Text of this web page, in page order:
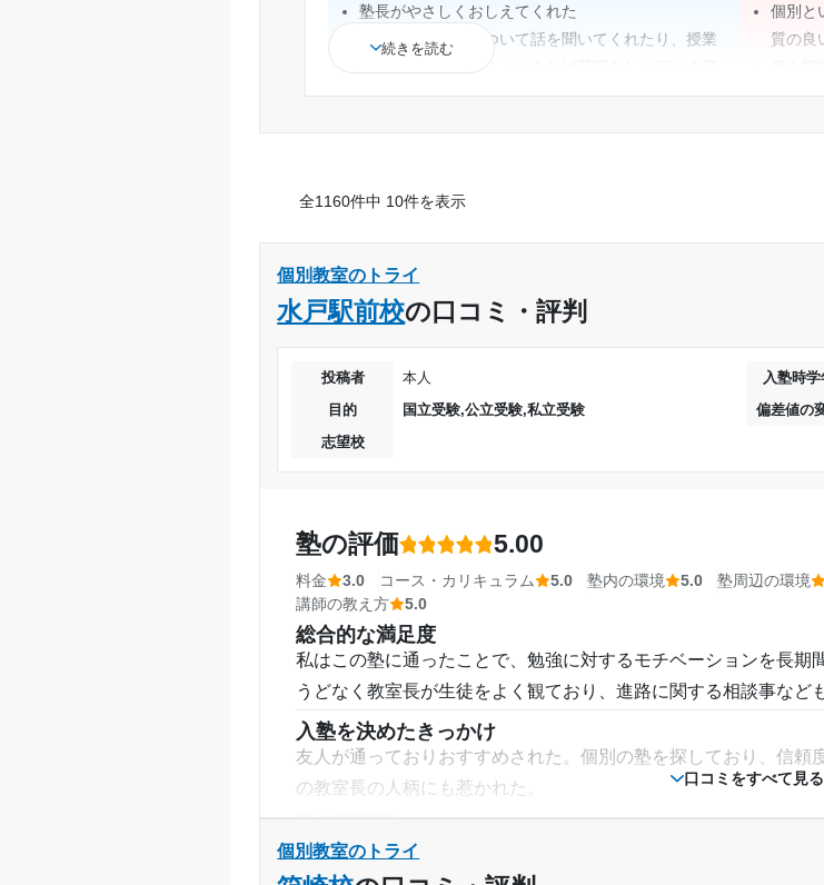
塾長がやさしくおしえてくれた
日々の学校生活について話を聞いてくれたり、授業
一対一で教えてくれるため、すぐに学ぶことができ
パフォーマンスが良いのでとても満足することがで
きた
個別と
質の良
たか
続きを読む
全1160件中 10件を表示
口コミをすべて見る
個別教室のトライ
水戸駅前校の口コミ・評判
投稿者 本人 入塾時学
目的
国立受験,公立受験,私立受験 偏差値の
志望校
塾の評価 5.00
料金 3.0 コース・カリキュラム 5.0 塾内の環境 5.0 塾周辺の環境
講師の教え方
5.0
総合的な満足度
私はこの塾に通ったことで、勉強に対するモチベーションを長期
うどなく教室長が生徒をよく観ており、進路に関する相談事など
入塾を決めたきっかけ
友人が通っておりおすすめされた。個別の塾を探しており、信頼
の教室長の人柄にも惹かれた。
どちらとも言えない
個別教室のトライ